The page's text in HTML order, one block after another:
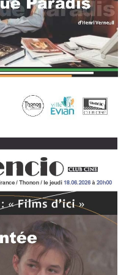
28 Avril :Une nouvelle affiche
21 Avril :Annonce de la soirée
16 Avril :Fin de notre cycle
11 Avril :Etes vous vraiment
Une nouvelle affiche
8 Avril :Critique poétique de
4 Avril :Résumé de la soirée
La Haute-Savoie et le
30 Mars :4 perles en DVD
30 Mars :Annonce du cycle
27 Mars :Que fait un chef
26 Mars :Témoignage sur le
24 Mars :Annonce de la fête du
24 Mars :Critique "Les rayons